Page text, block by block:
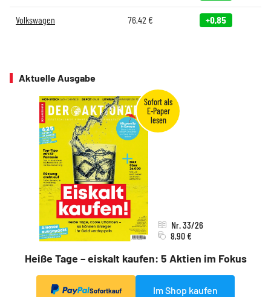
Volkswagen 76,42 € +0,85
Aktuelle Ausgabe
Heiße Tage – eiskalt kaufen: 5 Aktien im Fokus
Nr. 33/26
8,90 €
Sofortkauf Im Shop kaufen